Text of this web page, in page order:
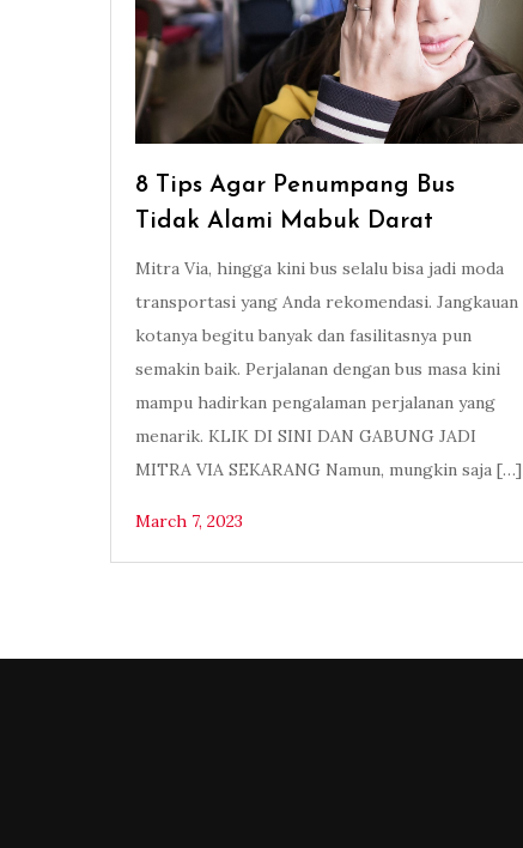
8 Tips Agar Penumpang Bus
Tidak Alami Mabuk Darat
Mitra Via, hingga kini bus selalu bisa jadi moda
transportasi yang Anda rekomendasi. Jangkauan
kotanya begitu banyak dan fasilitasnya pun
semakin baik. Perjalanan dengan bus masa kini
mampu hadirkan pengalaman perjalanan yang
menarik. KLIK DI SINI DAN GABUNG JADI
MITRA VIA SEKARANG Namun, mungkin saja […]
March 7, 2023